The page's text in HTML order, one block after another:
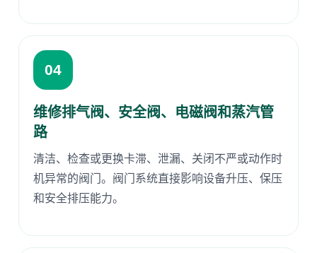
04
维修排气阀、安全阀、电磁阀和蒸汽管
路
清洁、检查或更换卡滞、泄漏、关闭不严或动作时
机异常的阀门。阀门系统直接影响设备升压、保压
和安全排压能力。